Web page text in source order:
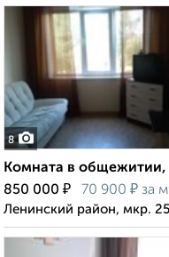
8
Комната в общежитии,
850 000 ₽ 70 900 ₽ за
Ленинский район, мкр.